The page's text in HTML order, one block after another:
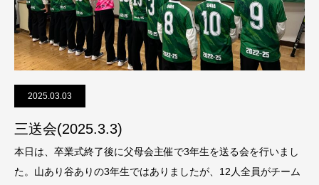
2025.03.03
三送会(2025.3.3)
本日は、卒業式終了後に父母会主催で3年生を送る会を行いまし
た。山あり谷ありの3年生ではありましたが、12人全員がチーム